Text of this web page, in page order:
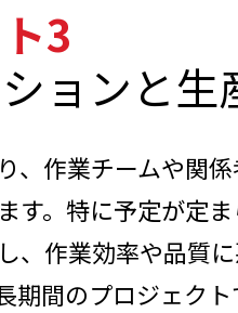
3
ョンと生
、作業チームや関
す。特に予定が定
、作業効率や品質
期間のプロジェク